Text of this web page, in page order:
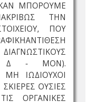
ΜΠΟΡΟΥΜΕ
ΤΗΝ
ΠΟΥ
Δ - ΜΟΝ).
ΜΗ ΙΩΔΙΟΥΧΟΙ
ΟΥΣΙΕΣ
ΟΡΓΑΝΙΚΕΣ